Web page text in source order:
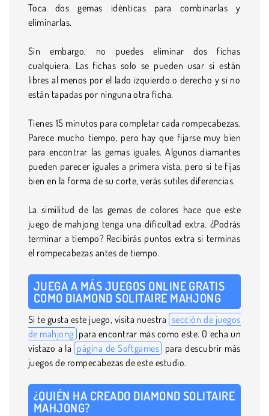
Toca dos gemas idénticas para combinarlas y
eliminarlas.
Sin embargo, no puedes eliminar dos fichas
cualquiera. Las fichas solo se pueden usar si están
libres al menos por el lado izquierdo o derecho y si no
están tapadas por ninguna otra ficha.
Tienes 15 minutos para completar cada rompecabezas.
Parece mucho tiempo, pero hay que fijarse muy bien
para encontrar las gemas iguales. Algunos diamantes
pueden parecer iguales a primera vista, pero si te fijas
bien en la forma de su corte, verás sutiles diferencias.
La similitud de las gemas de colores hace que este
juego de mahjong tenga una dificultad extra. ¿Podrás
terminar a tiempo? Recibirás puntos extra si terminas
el rompecabezas antes de tiempo.
JUEGA A MÁS JUEGOS ONLINE GRATIS
COMO DIAMOND SOLITAIRE MAHJONG
Si te gusta este juego, visita nuestra sección de juegos
de mahjong para encontrar más como este. O echa un
vistazo a la página de Softgames para descubrir más
juegos de rompecabezas de este estudio.
¿QUIÉN HA CREADO DIAMOND SOLITAIRE
MAHJONG?